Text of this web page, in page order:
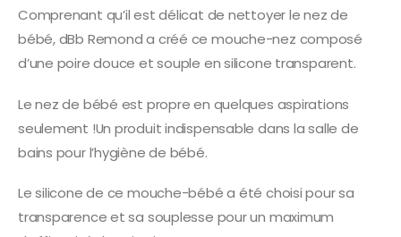
Comprenant qu’il est délicat de nettoyer le nez de
bébé, dBb Remond a créé ce mouche-nez composé
d’une poire douce et souple en silicone transparent.
Le nez de bébé est propre en quelques aspirations
seulement !Un produit indispensable dans la salle de
bains pour l’hygiène de bébé.
Le silicone de ce mouche-bébé a été choisi pour sa
transparence et sa souplesse pour un maximum